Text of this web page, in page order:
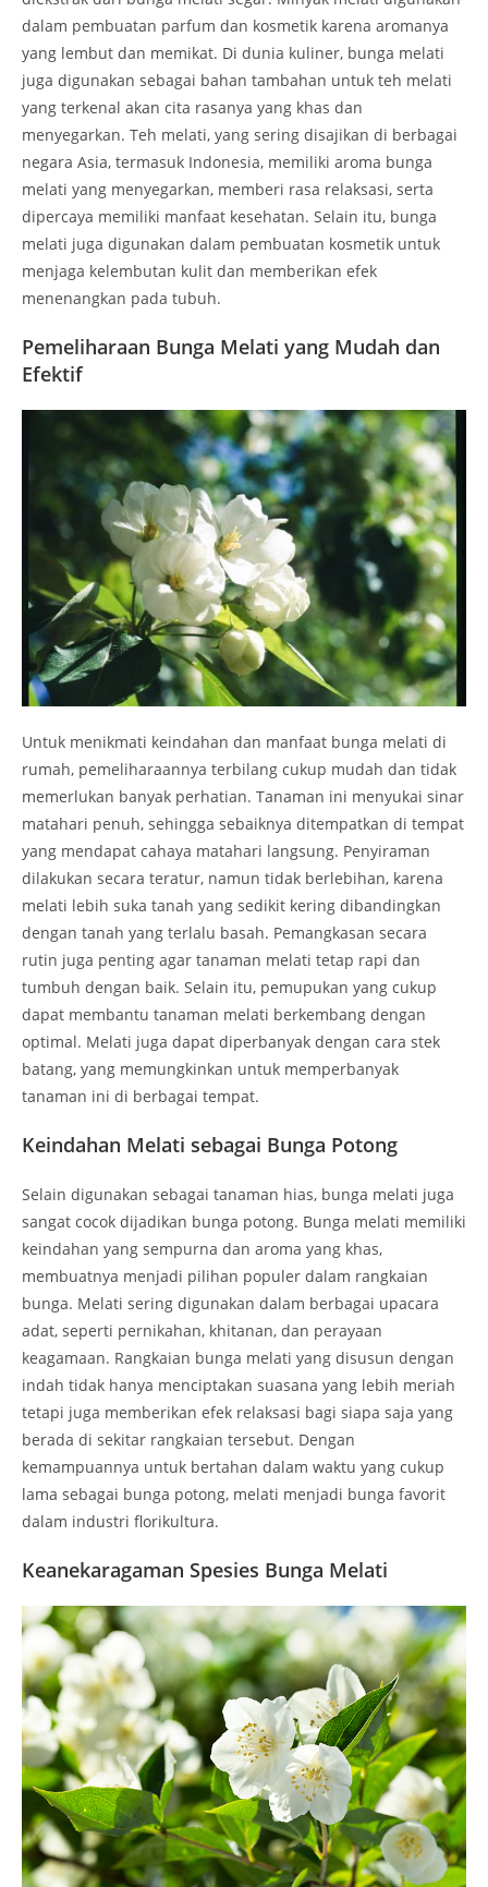
dalam pembuatan parfum dan kosmetik karena aromanya
yang lembut dan memikat. Di dunia kuliner, bunga melati
juga digunakan sebagai bahan tambahan untuk teh melati
yang terkenal akan cita rasanya yang khas dan
menyegarkan. Teh melati, yang sering disajikan di berbagai
negara Asia, termasuk Indonesia, memiliki aroma bunga
melati yang menyegarkan, memberi rasa relaksasi, serta
dipercaya memiliki manfaat kesehatan. Selain itu, bunga
melati juga digunakan dalam pembuatan kosmetik untuk
menjaga kelembutan kulit dan memberikan efek
menenangkan pada tubuh.
Pemeliharaan Bunga Melati yang Mudah dan
Efektif
Untuk menikmati keindahan dan manfaat bunga melati di
rumah, pemeliharaannya terbilang cukup mudah dan tidak
memerlukan banyak perhatian. Tanaman ini menyukai sinar
matahari penuh, sehingga sebaiknya ditempatkan di tempat
yang mendapat cahaya matahari langsung. Penyiraman
dilakukan secara teratur, namun tidak berlebihan, karena
melati lebih suka tanah yang sedikit kering dibandingkan
dengan tanah yang terlalu basah. Pemangkasan secara
rutin juga penting agar tanaman melati tetap rapi dan
tumbuh dengan baik. Selain itu, pemupukan yang cukup
dapat membantu tanaman melati berkembang dengan
optimal. Melati juga dapat diperbanyak dengan cara stek
batang, yang memungkinkan untuk memperbanyak
tanaman ini di berbagai tempat.
Keindahan Melati sebagai Bunga Potong
Selain digunakan sebagai tanaman hias, bunga melati juga
sangat cocok dijadikan bunga potong. Bunga melati memiliki
keindahan yang sempurna dan aroma yang khas,
membuatnya menjadi pilihan populer dalam rangkaian
bunga. Melati sering digunakan dalam berbagai upacara
adat, seperti pernikahan, khitanan, dan perayaan
keagamaan. Rangkaian bunga melati yang disusun dengan
indah tidak hanya menciptakan suasana yang lebih meriah
tetapi juga memberikan efek relaksasi bagi siapa saja yang
berada di sekitar rangkaian tersebut. Dengan
kemampuannya untuk bertahan dalam waktu yang cukup
lama sebagai bunga potong, melati menjadi bunga favorit
dalam industri florikultura.
Keanekaragaman Spesies Bunga Melati